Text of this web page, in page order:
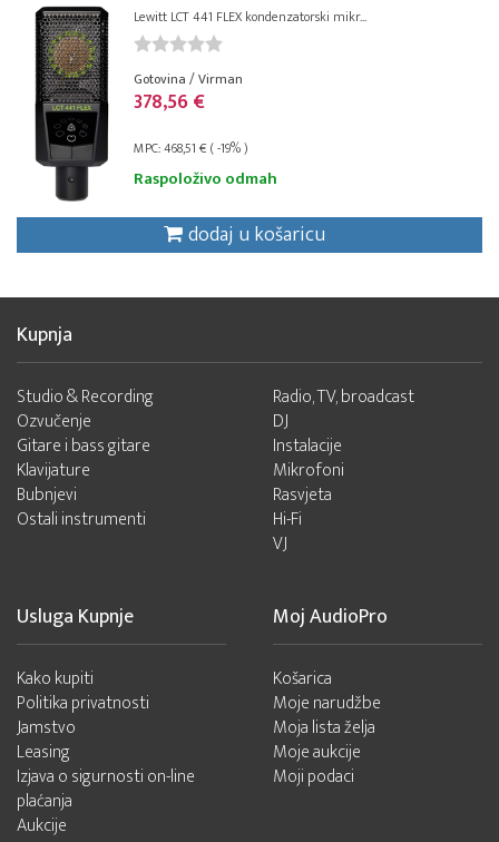
Lewitt LCT 441 FLEX kondenzatorski mikr...
Gotovina / Virman
378,56 €
MPC: 468,51 € ( -19% )
Raspoloživo odmah
dodaj u košaricu
Kupnja
Studio & Recording
Ozvučenje
Gitare i bass gitare
Klavijature
Bubnjevi
Ostali instrumenti
Radio, TV, broadcast
DJ
Instalacije
Mikrofoni
Rasvjeta
Hi-Fi
VJ
Usluga Kupnje
Kako kupiti
Politika privatnosti
Jamstvo
Leasing
Izjava o sigurnosti on-line
plaćanja
Aukcije
Moj AudioPro
Košarica
Moje narudžbe
Moja lista želja
Moje aukcije
Moji podaci